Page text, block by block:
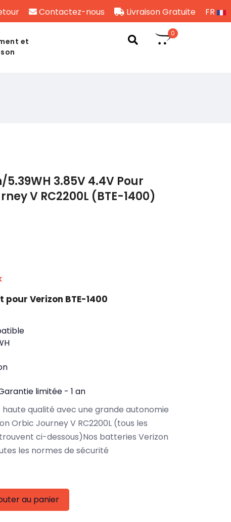
Contactez-nous Livraison Gratuite FR
et
0
3.85V 4.4V Pour
V RC2200L (BTE-1400)
Verizon BTE-1400
limitée - 1 an
qualité avec une grande autonomie
Orbic Journey V RC2200L (tous les
ci-dessous)Nos batteries Verizon
les normes de sécurité
au panier